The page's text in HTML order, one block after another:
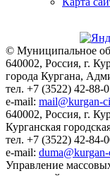
© Муниципальное
640002, Россия, г.
города Кургана,
тел. +7 (3522) 42-88-
e-mail: mail@kurgan-
640002, Россия, г.
Курганская
тел. +7 (3522) 42-84-
e-mail:
Управление